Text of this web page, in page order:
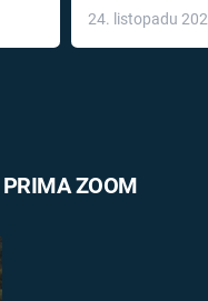
léky
24. listopadu
ZOOM